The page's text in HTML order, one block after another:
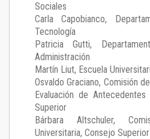
Sociales
Carla Capobianco,
Tecnología
Patricia Gutti,
Administración
Martín Liut, Escuela
Osvaldo Graciano, Comisión
Evaluación de
Superior
Bárbara Altschuler,
Universitaria, Consejo Superior